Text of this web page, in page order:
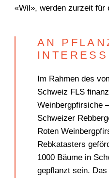
«Wil», werden zurzeit für
AN
Im Rahmen des
Schweiz FLS
Weinbergpfirsiche
Schweizer
Roten
Rebkatasters
1000 Bäume in
gepflanzt sein.